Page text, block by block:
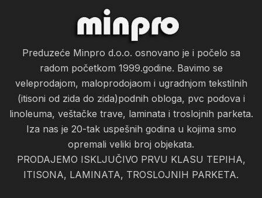
Preduzeće Minpro d.o.o. osnovano je i počelo sa
radom početkom 1999.godine. Bavimo se
veleprodajom, maloprodojaom i ugradnjom tekstilnih
(itisoni od zida do zida)podnih obloga, pvc podova i
linoleuma, veštačke trave, laminata i troslojnih parketa.
Iza nas je 20-tak uspešnih godina u kojima smo
opremali veliki broj objekata.
PRODAJEMO ISKLJUČIVO PRVU KLASU TEPIHA,
ITISONA, LAMINATA, TROSLOJNIH PARKETA.